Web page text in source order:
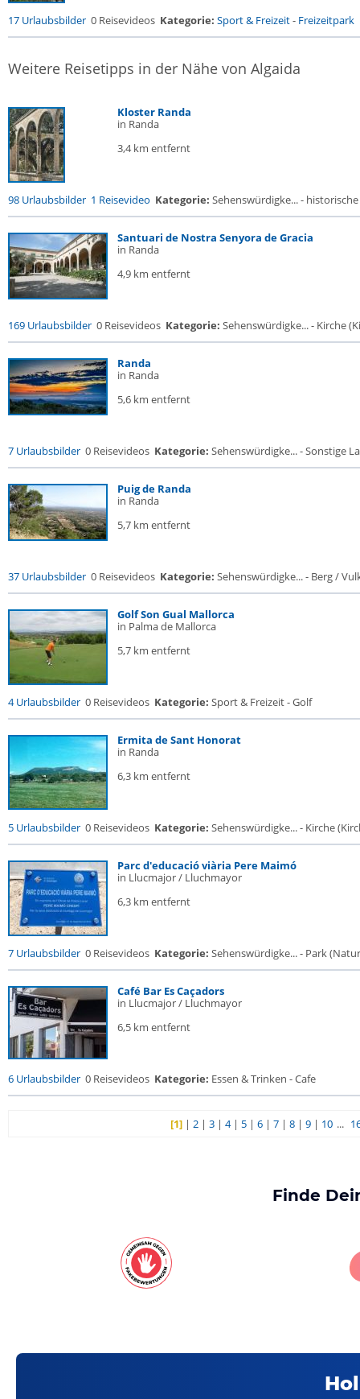
17 Urlaubsbilder 0 Reisevideos Kategorie: Sport & Freizeit- Freizeitpark
Weitere Reisetipps in der Nähe von Algaida
Kloster Randa
in Randa
3,4 km entfernt
98 Urlaubsbilder 1 Reisevideo Kategorie: Sehenswürdigke... - historische
Santuari de Nostra Senyora de Gracia
in Randa
4,9 km entfernt
169 Urlaubsbilder 0 Reisevideos Kategorie: Sehenswürdigke... - Kirche
Randa
in Randa
5,6 km entfernt
7 Urlaubsbilder 0 Reisevideos Kategorie: Sehenswürdigke... - Sonstige
Puig de Randa
in Randa
5,7 km entfernt
37 Urlaubsbilder 0 Reisevideos Kategorie: Sehenswürdigke... - Berg /
Golf Son Gual Mallorca
in Palma de Mallorca
5,7 km entfernt
4 Urlaubsbilder 0 Reisevideos Kategorie: Sport & Freizeit - Golf
Ermita de Sant Honorat
in Randa
6,3 km entfernt
5 Urlaubsbilder 0 Reisevideos Kategorie: Sehenswürdigke... - Kirche
Parc d'educació viària Pere Maimó
in Llucmajor / Lluchmayor
6,3 km entfernt
7 Urlaubsbilder 0 Reisevideos Kategorie: Sehenswürdigke... - Park
Café Bar Es Caçadors
in Llucmajor / Lluchmayor
6,5 km entfernt
6 Urlaubsbilder 0 Reisevideos Kategorie: Essen & Trinken - Cafe
[1]| 2| 3| 4| 5| 6| 7| 8| 9| 10 ...
Finde